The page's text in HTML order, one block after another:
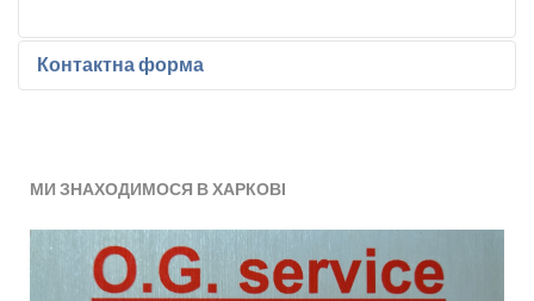
Контактна форма
*Обов'язкове поле
*
МИ ЗНАХОДИМОСЯ В ХАРКОВІ